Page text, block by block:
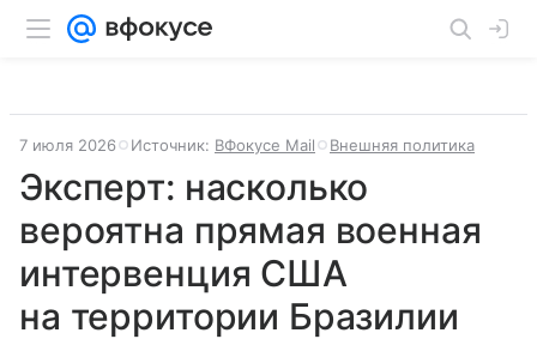
7 июля 2026 Источник: ВФокусе Mail Внешняя политика
Эксперт: насколько
вероятна прямая военная
интервенция США
на территории Бразилии